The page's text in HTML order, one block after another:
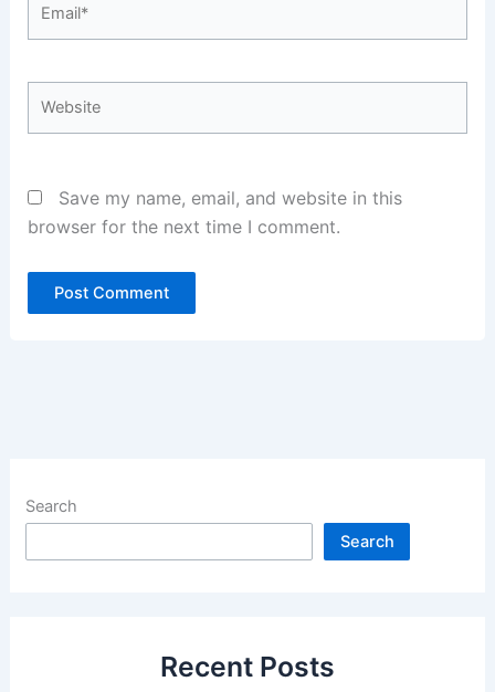
Save my name, email, and website in this
browser for the next time I comment.
Search
Search
Recent Posts